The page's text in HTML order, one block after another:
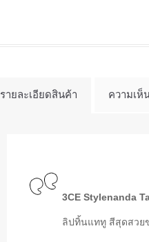
รายละเอียดสินค้า ความเห็
3CE Stylenanda
ลิปทิ้นแททู สีสุดสวย